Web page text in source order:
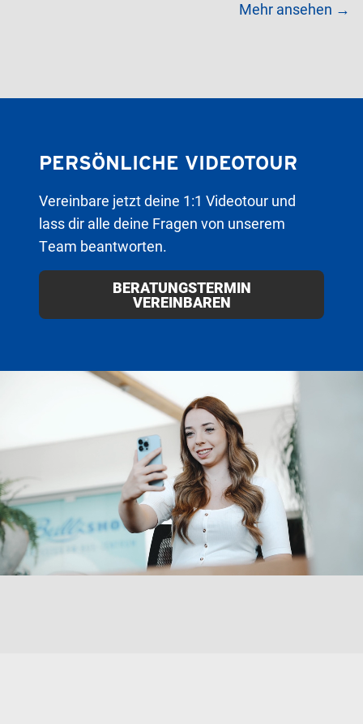
Mehr ansehen →
PERSÖNLICHE VIDEOTOUR
Vereinbare jetzt deine 1:1 Videotour und
lass dir alle deine Fragen von unserem
Team beantworten.
BERATUNGSTERMIN
VEREINBAREN